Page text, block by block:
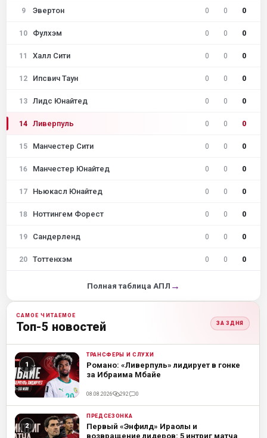
9 Эвертон 0 0 0
10 Фулхэм 0 0 0
11 Халл Сити 0 0 0
12 Ипсвич Таун 0 0 0
13 Лидс Юнайтед 0 0 0
14 Ливерпуль 0 0 0
15 Манчестер Сити 0 0 0
16 Манчестер Юнайтед 0 0 0
17 Ньюкасл Юнайтед 0 0 0
18 Ноттингем Форест 0 0 0
19 Сандерленд 0 0 0
20 Тоттенхэм 0 0 0
Полная таблица АПЛ →
САМОЕ ЧИТАЕМОЕ
Топ-5 новостей ЗА 3 ДНЯ
ML ТРАНСФЕРЫ И СЛУХИ
Романо: «Ливерпуль» лидирует в гонке
за Ибраима Мбайе
08.08.2026 292 0
ML ПРЕДСЕЗОНКА
Первый «Энфилд» Ираолы и
возвращение лидеров: 5 интриг матча